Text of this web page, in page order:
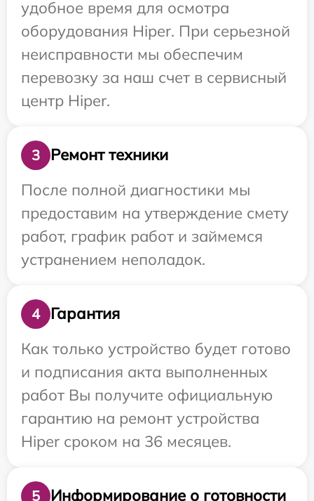
удобное время для осмотра
оборудования Hiper. При серьезной
неисправности мы обеспечим
перевозку за наш счет в сервисный
центр Hiper.
3
Ремонт техники
После полной диагностики мы
предоставим на утверждение смету
работ, график работ и займемся
устранением неполадок.
4
Гарантия
Как только устройство будет готово
и подписания акта выполненных
работ Вы получите официальную
гарантию на ремонт устройства
Hiper сроком на 36 месяцев.
5
Информирование о готовности